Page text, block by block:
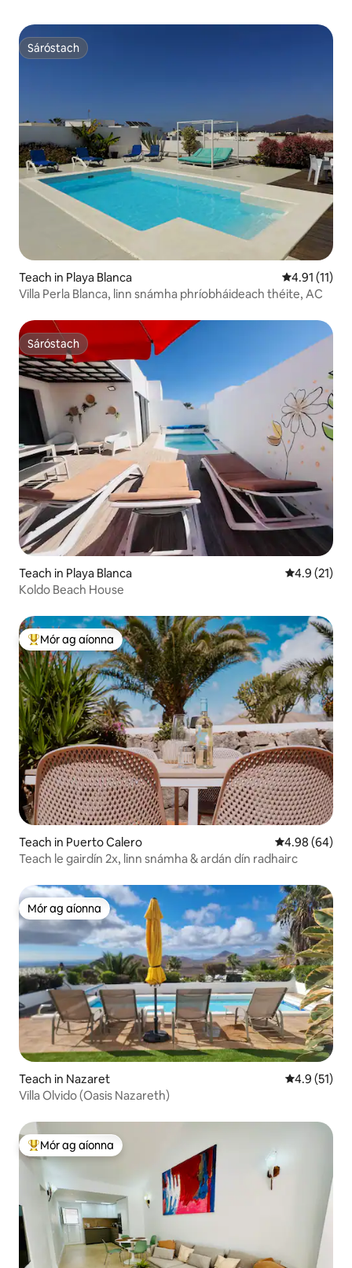
Sáróstach
Sáróstach
Teach in Playa Blanca Meánrátáil
4.91 (11)
Villa Perla Blanca, linn snámha phríobháideach théite, AC
Sáróstach
Sáróstach
Teach in Playa Blanca Meánrátáil
4.9 (21)
Koldo Beach House
An-mhór ag aíonna
Mór ag aíonna
Teach in Puerto Calero Meánrátáil
4.98 (64)
Teach le gairdín 2x, linn snámha & ardán dín radhairc
Mór ag aíonna
Mór ag aíonna
Teach in Nazaret Meánrátáil
4.9 (51)
Villa Olvido (Oasis Nazareth)
An-mhór ag aíonna
Mór ag aíonna